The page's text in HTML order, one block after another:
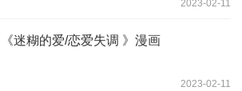
2023-02-11
《迷糊的爱/恋爱失调 》漫画
2023-02-11